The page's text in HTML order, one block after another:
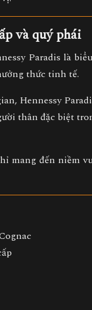
và quý phái
Paradis là
thức tinh tế.
Hennessy
thân đặc biệt
mang đến niềm